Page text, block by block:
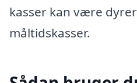
kasser kan være
måltidskasser.